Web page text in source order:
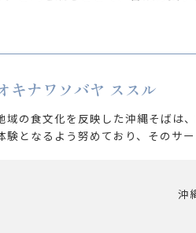
キナワソバヤ ススル
域の食文化を反映した沖縄そばは
験となるよう努めており、そのサ
沖